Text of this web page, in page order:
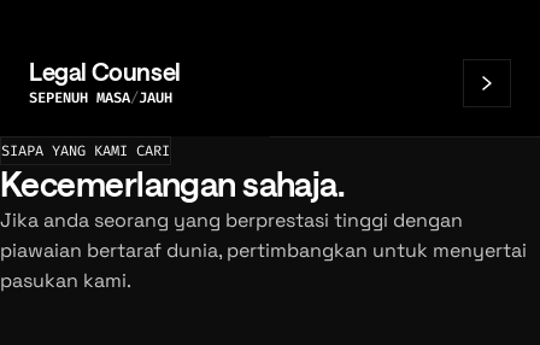
Legal Counsel
SEPENUH MASA JAUH
SIAPA YANG KAMI CARI
Kecemerlangan sahaja.
Jika anda seorang yang berprestasi tinggi dengan
piawaian bertaraf dunia, pertimbangkan untuk menyertai
pasukan kami.